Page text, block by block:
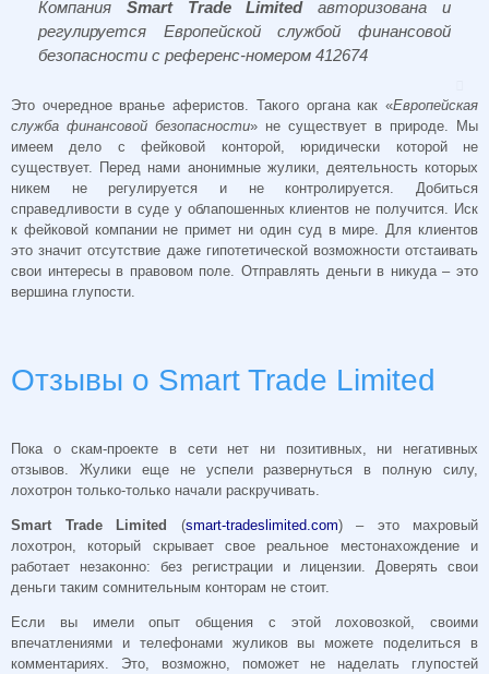
Компания Smart Trade Limitedавторизована и
регулируется Европейской службой финансовой
безопасности с референс-номером 412674
Это очередное вранье аферистов. Такого органа как «Европейская
служба финансовой безопасности» не существует в природе. Мы
имеем дело с фейковой конторой, юридически которой не
существует. Перед нами анонимные жулики, деятельность которых
никем не регулируется и не контролируется. Добиться
справедливости в суде у облапошенных клиентов не получится. Иск
к фейковой компании не примет ни один суд в мире. Для клиентов
это значит отсутствие даже гипотетической возможности отстаивать
свои интересы в правовом поле. Отправлять деньги в никуда – это
вершина глупости.
Отзывы о Smart Trade Limited
Пока о скам-проекте в сети нет ни позитивных, ни негативных
отзывов. Жулики еще не успели развернуться в полную силу,
лохотрон только-только начали раскручивать.
Smart Trade Limited (smart-tradeslimited.com) – это махровый
лохотрон, который скрывает свое реальное местонахождение и
работает незаконно: без регистрации и лицензии. Доверять свои
деньги таким сомнительным конторам не стоит.
Если вы имели опыт общения с этой лоховозкой, своими
впечатлениями и телефонами жуликов вы можете поделиться в
комментариях. Это, возможно, поможет не наделать глупостей